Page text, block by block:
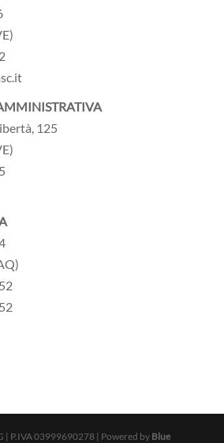
125
| P.IVA 03999690278 | Powered by Blue